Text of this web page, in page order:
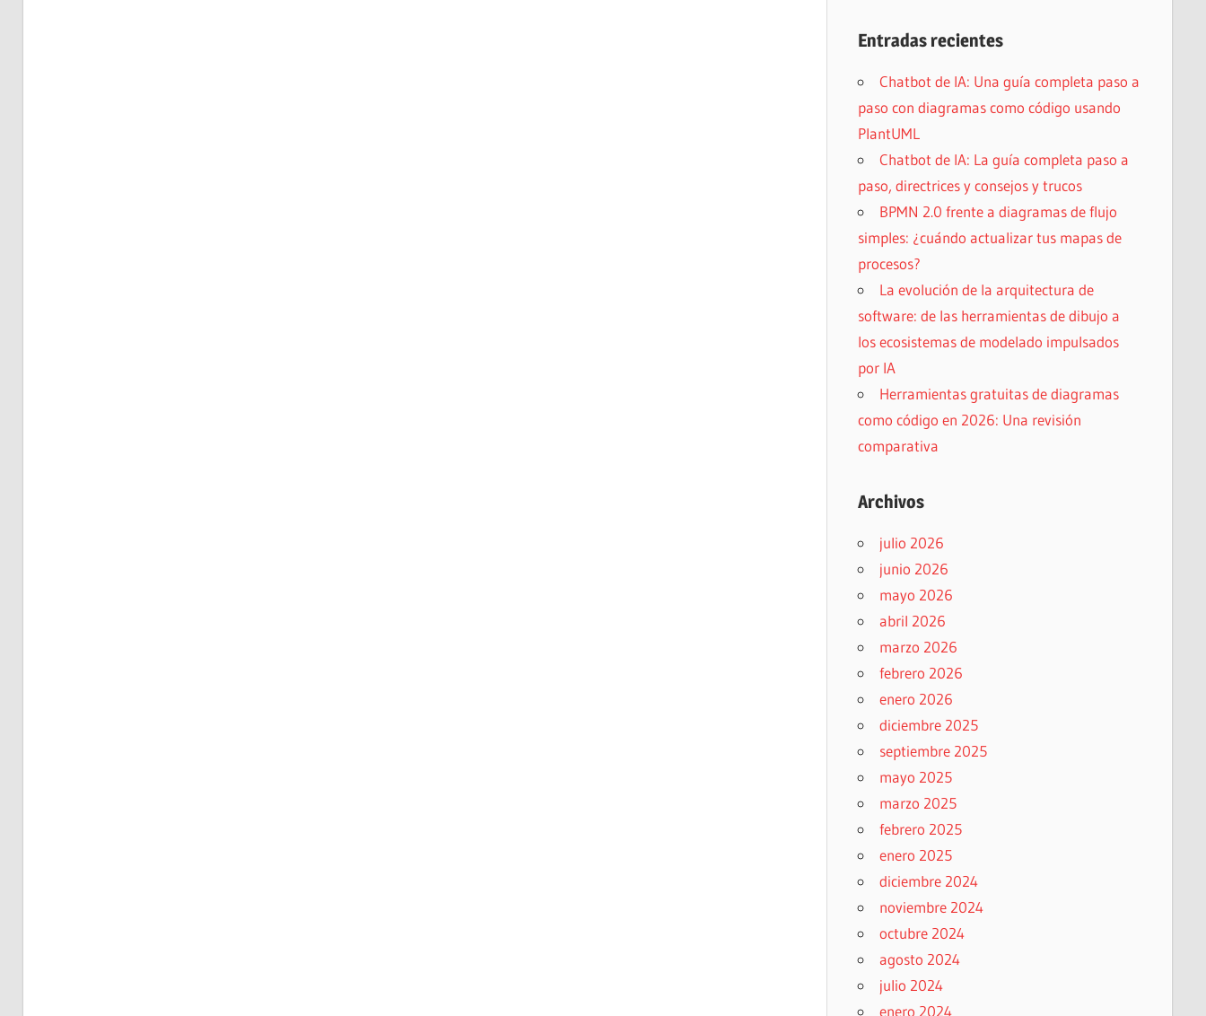
Entradas recientes
Chatbot de IA: Una guía completa paso a
paso con diagramas como código usando
PlantUML
Chatbot de IA: La guía completa paso a
paso, directrices y consejos y trucos
BPMN 2.0 frente a diagramas de flujo
simples: ¿cuándo actualizar tus mapas de
procesos?
La evolución de la arquitectura de
software: de las herramientas de dibujo a
los ecosistemas de modelado impulsados
por IA
Herramientas gratuitas de diagramas
como código en 2026: Una revisión
comparativa
Archivos
julio 2026
junio 2026
mayo 2026
abril 2026
marzo 2026
febrero 2026
enero 2026
diciembre 2025
septiembre 2025
mayo 2025
marzo 2025
febrero 2025
enero 2025
diciembre 2024
noviembre 2024
octubre 2024
agosto 2024
julio 2024
enero 2024